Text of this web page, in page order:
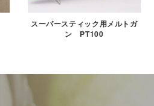
スーパースティック用メルトガ
ン PT100